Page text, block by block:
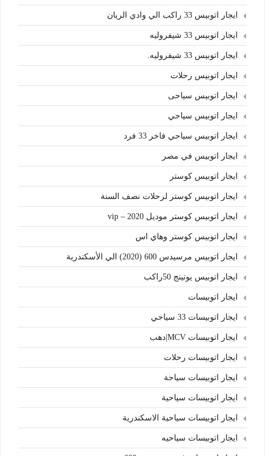
ايجار اتوبيس 33 راكب الي وادي الريان
ايجار اتوبيس 33 شيفروليه
ايجار اتوبيس 33 شيفروليه.
ايجار اتوبيس رحلات
ايجار اتوبيس سياحى
ايجار اتوبيس سياحي
ايجار اتوبيس سياحي فاخر 33 فرد
ايجار اتوبيس في مصر
ايجار اتوبيس كوستر
ايجار اتوبيس كوستر لرحلات نصف السنة
ايجار اتوبيس كوستر موديل 2020 – vip
ايجار اتوبيس كوستر وهاي اس
ايجار اتوبيس مرسيدس 600 (2020) الي الأسكندرية
ايجار اتوبيس يوتينج 50راكب
ايجار اتوبيسات
ايجار اتوبيسات 33 سياحي
ايجار اتوبيسات MCV|دهب
ايجار اتوبيسات رحلات
ايجار اتوبيسات سياحة
ايجار اتوبيسات سياحية
ايجار اتوبيسات سياحية الاسكندرية
ايجار اتوبيسات سياحيه